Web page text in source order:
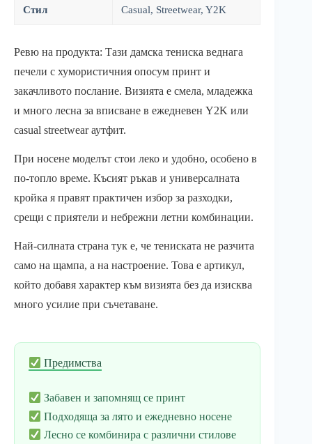
Стил Casual, Streetwear, Y2K
Ревю на продукта: Тази дамска тениска веднага
печели с хумористичния опосум принт и
закачливото послание. Визията е смела, младежка
и много лесна за вписване в ежедневен Y2K или
casual streetwear аутфит.
При носене моделът стои леко и удобно, особено в
по-топло време. Късият ръкав и универсалната
кройка я правят практичен избор за разходки,
срещи с приятели и небрежни летни комбинации.
Най-силната страна тук е, че тениската не разчита
само на щампа, а на настроение. Това е артикул,
който добавя характер към визията без да изисква
много усилие при съчетаване.
Предимства
Забавен и запомнящ се принт
Подходяща за лято и ежедневно носене
Лесно се комбинира с различни стилове